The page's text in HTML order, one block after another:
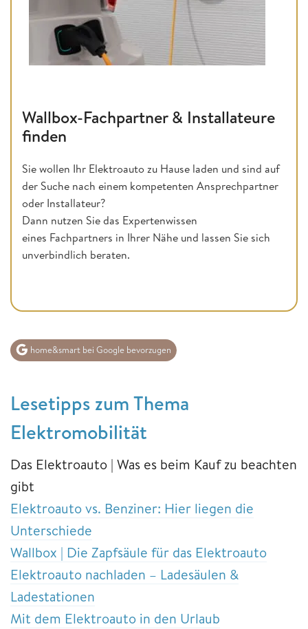
Wallbox-Fachpartner & Installateure
finden
Sie wollen Ihr Elektroauto zu Hause laden und sind auf
der Suche nach einem kompetenten Ansprechpartner
oder Installateur?
Dann nutzen Sie das Expertenwissen
eines Fachpartners in Ihrer Nähe und lassen Sie sich
unverbindlich beraten.
home&smart bei Google bevorzugen
Lesetipps zum Thema
Elektromobilität
Das Elektroauto | Was es beim Kauf zu beachten
gibt
Elektroauto vs. Benziner: Hier liegen die
Unterschiede
Wallbox | Die Zapfsäule für das Elektroauto
Elektroauto nachladen – Ladesäulen &
Ladestationen
Mit dem Elektroauto in den Urlaub